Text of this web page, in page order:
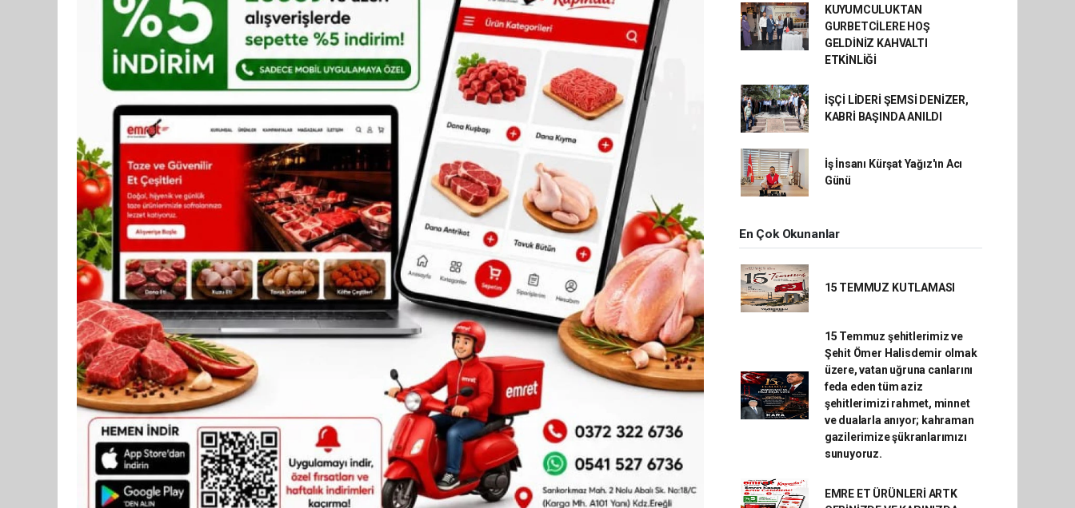
KUYUMCULUKTAN
GURBETCİLERE HOŞ
GELDİNİZ KAHVALTI
ETKİNLİĞİ
İŞÇİ LİDERİ ŞEMSİ DENİZER,
KABRİ BAŞINDA ANILDI
İş İnsanı Kürşat Yağız'ın Acı
Günü
En Çok Okunanlar
15 TEMMUZ KUTLAMASI
15 Temmuz şehitlerimiz ve
Şehit Ömer Halisdemir olmak
üzere, vatan uğruna canlarını
feda eden tüm aziz
şehitlerimizi rahmet, minnet
ve dualarla anıyor; kahraman
gazilerimize şükranlarımızı
sunuyoruz.
EMRE ET ÜRÜNLERİ ARTK